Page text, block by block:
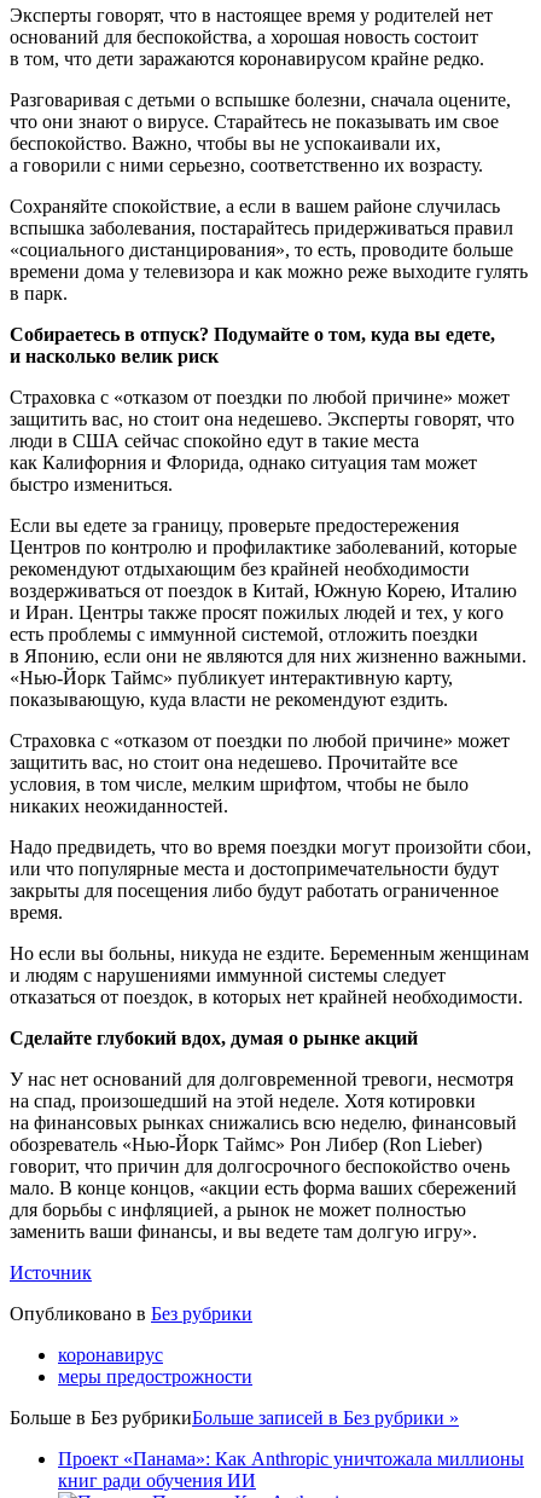
Эксперты говорят, что в настоящее время у родителей нет
оснований для беспокойства, а хорошая новость состоит
в том, что дети заражаются коронавирусом крайне редко.
Разговаривая с детьми о вспышке болезни, сначала оцените,
что они знают о вирусе. Старайтесь не показывать им свое
беспокойство. Важно, чтобы вы не успокаивали их,
а говорили с ними серьезно, соответственно их возрасту.
Сохраняйте спокойствие, а если в вашем районе случилась
вспышка заболевания, постарайтесь придерживаться правил
«социального дистанцирования», то есть, проводите больше
времени дома у телевизора и как можно реже выходите гулять
в парк.
Собираетесь в отпуск? Подумайте о том, куда вы едете,
и насколько велик риск
Страховка с «отказом от поездки по любой причине» может
защитить вас, но стоит она недешево. Эксперты говорят, что
люди в США сейчас спокойно едут в такие места
как Калифорния и Флорида, однако ситуация там может
быстро измениться.
Если вы едете за границу, проверьте предостережения
Центров по контролю и профилактике заболеваний, которые
рекомендуют отдыхающим без крайней необходимости
воздерживаться от поездок в Китай, Южную Корею, Италию
и Иран. Центры также просят пожилых людей и тех, у кого
есть проблемы с иммунной системой, отложить поездки
в Японию, если они не являются для них жизненно важными.
«Нью-Йорк Таймс» публикует интерактивную карту,
показывающую, куда власти не рекомендуют ездить.
Страховка с «отказом от поездки по любой причине» может
защитить вас, но стоит она недешево. Прочитайте все
условия, в том числе, мелким шрифтом, чтобы не было
никаких неожиданностей.
Надо предвидеть, что во время поездки могут произойти сбои,
или что популярные места и достопримечательности будут
закрыты для посещения либо будут работать ограниченное
время.
Но если вы больны, никуда не ездите. Беременным женщинам
и людям с нарушениями иммунной системы следует
отказаться от поездок, в которых нет крайней необходимости.
Сделайте глубокий вдох, думая о рынке акций
У нас нет оснований для долговременной тревоги, несмотря
на спад, произошедший на этой неделе. Хотя котировки
на финансовых рынках снижались всю неделю, финансовый
обозреватель «Нью-Йорк Таймс» Рон Либер (Ron Lieber)
говорит, что причин для долгосрочного беспокойство очень
мало. В конце концов, «акции есть форма ваших сбережений
для борьбы с инфляцией, а рынок не может полностью
заменить ваши финансы, и вы ведете там долгую игру».
Источник
Опубликовано в Без рубрики
коронавирус
меры предострожности
Больше в Без рубрикиБольше записей в Без рубрики »
Проект «Панама»: Как Anthropic уничтожала миллионы
книг ради обучения ИИ